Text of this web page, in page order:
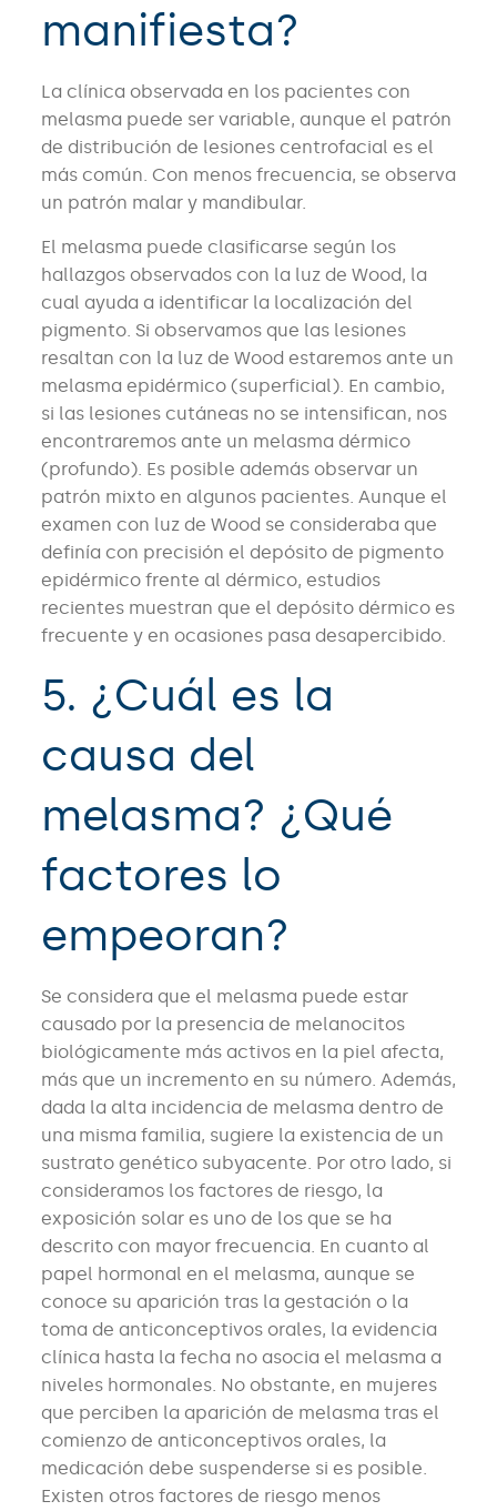
manifiesta?
La clínica observada en los pacientes con
melasma puede ser variable, aunque el patrón
de distribución de lesiones centrofacial es el
más común. Con menos frecuencia, se observa
un patrón malar y mandibular.
El melasma puede clasificarse según los
hallazgos observados con la luz de Wood, la
cual ayuda a identificar la localización del
pigmento. Si observamos que las lesiones
resaltan con la luz de Wood estaremos ante un
melasma epidérmico (superficial). En cambio,
si las lesiones cutáneas no se intensifican, nos
encontraremos ante un melasma dérmico
(profundo). Es posible además observar un
patrón mixto en algunos pacientes. Aunque el
examen con luz de Wood se consideraba que
definía con precisión el depósito de pigmento
epidérmico frente al dérmico, estudios
recientes muestran que el depósito dérmico es
frecuente y en ocasiones pasa desapercibido.
5. ¿Cuál es la
causa del
melasma? ¿Qué
factores lo
empeoran?
Se considera que el melasma puede estar
causado por la presencia de melanocitos
biológicamente más activos en la piel afecta,
más que un incremento en su número. Además,
dada la alta incidencia de melasma dentro de
una misma familia, sugiere la existencia de un
sustrato genético subyacente. Por otro lado, si
consideramos los factores de riesgo, la
exposición solar es uno de los que se ha
descrito con mayor frecuencia. En cuanto al
papel hormonal en el melasma, aunque se
conoce su aparición tras la gestación o la
toma de anticonceptivos orales, la evidencia
clínica hasta la fecha no asocia el melasma a
niveles hormonales. No obstante, en mujeres
que perciben la aparición de melasma tras el
comienzo de anticonceptivos orales, la
medicación debe suspenderse si es posible.
Existen otros factores de riesgo menos